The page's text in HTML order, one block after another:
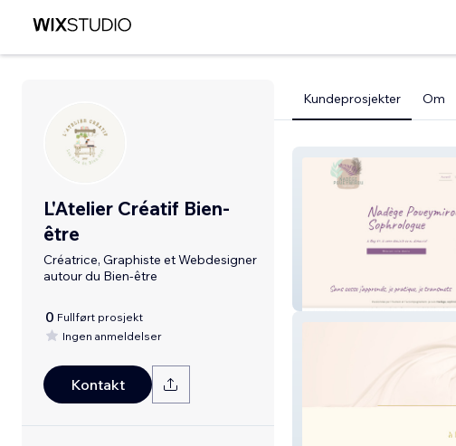
L'Atelier Créatif Bien-
être
Créatrice, Graphiste et Webdesigner
autour du Bien-être
0 Fullført prosjekt
Ingen anmeldelser
Kontakt
Kundeprosjekter Om
NADEGE POUEYMIROU